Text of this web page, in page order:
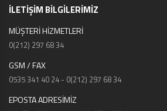
İLETİŞİM BİLGİLERİMİZ
MÜŞTERİ HİZMETLERİ
0(212) 297 68 34
GSM / FAX
0535 341 40 24 - 0(212) 297 68 34
EPOSTA ADRESİMİZ